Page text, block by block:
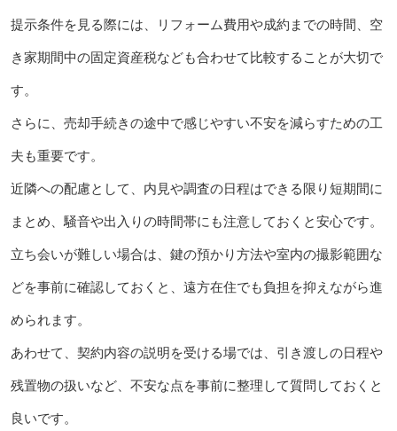
提示条件を見る際には、リフォーム費用や成約までの時間、空
き家期間中の固定資産税なども合わせて比較することが大切で
す。
さらに、売却手続きの途中で感じやすい不安を減らすための工
夫も重要です。
近隣への配慮として、内見や調査の日程はできる限り短期間に
まとめ、騒音や出入りの時間帯にも注意しておくと安心です。
立ち会いが難しい場合は、鍵の預かり方法や室内の撮影範囲な
どを事前に確認しておくと、遠方在住でも負担を抑えながら進
められます。
あわせて、契約内容の説明を受ける場では、引き渡しの日程や
残置物の扱いなど、不安な点を事前に整理して質問しておくと
良いです。